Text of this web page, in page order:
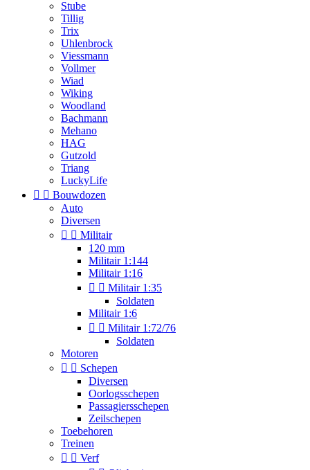
Stube
Tillig
Trix
Uhlenbrock
Viessmann
Vollmer
Wiad
Wiking
Woodland
Bachmann
Mehano
HAG
Gutzold
Triang
LuckyLife
  Bouwdozen
Auto
Diversen
  Militair
120 mm
Militair 1:144
Militair 1:16
  Militair 1:35
Soldaten
Militair 1:6
  Militair 1:72/76
Soldaten
Motoren
  Schepen
Diversen
Oorlogsschepen
Passagiersschepen
Zeilschepen
Toebehoren
Treinen
  Verf